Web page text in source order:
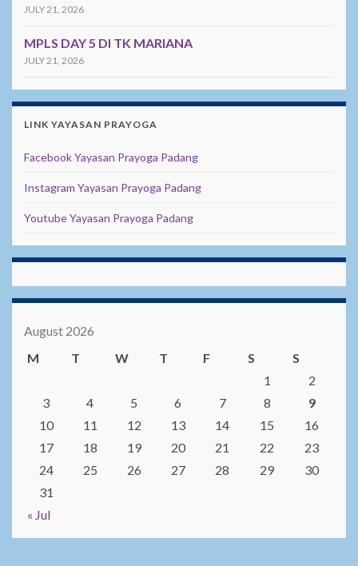
JULY 21, 2026
MPLS DAY 5 DI TK MARIANA
JULY 21, 2026
LINK YAYASAN PRAYOGA
Facebook Yayasan Prayoga Padang
Instagram Yayasan Prayoga Padang
Youtube Yayasan Prayoga Padang
August 2026
M
T W T F S S
« Jul
1
2
3
4 5 6 7 8
9
10
11 12 13 14 15
16
17
18 19 20 21 22
23
24
25 26 27 28 29
30
31